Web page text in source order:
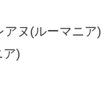
ヌ(ルーマニア)
)